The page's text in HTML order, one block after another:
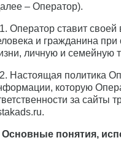
– Оператор).
Оператор ставит
и гражданина
личную и семейную
Настоящая политика
которую
за сайты
Основные понятия,